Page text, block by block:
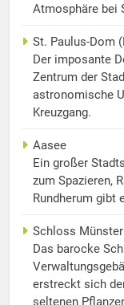
Atmosphäre bei
St. Paulus-Dom
Der imposante
Zentrum der
astronomische
Kreuzgang.
Aasee
Ein großer
zum Spazieren,
Rundherum gibt
Schloss
Das barocke
erstreckt sich
seltenen